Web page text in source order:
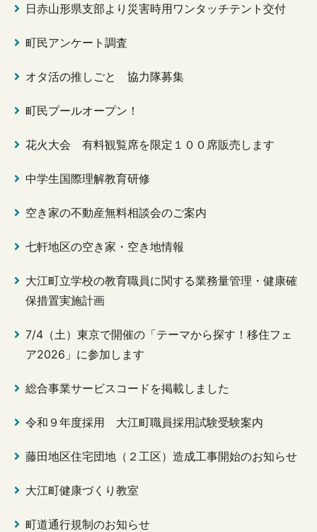
日赤山形県支部より災害時用ワンタッチテント交付
町民アンケート調査
オタ活の推しごと 協力隊募集
町民プールオープン！
花火大会 有料観覧席を限定１００席販売します
中学生国際理解教育研修
空き家の不動産無料相談会のご案内
七軒地区の空き家・空き地情報
大江町立学校の教育職員に関する業務量管理・健康確
保措置実施計画
7/4（土）東京で開催の「テーマから探す！移住フェ
ア2026」に参加します
総合事業サービスコードを掲載しました
令和９年度採用 大江町職員採用試験受験案内
藤田地区住宅団地（２工区）造成工事開始のお知らせ
大江町健康づくり教室
町道通行規制のお知らせ